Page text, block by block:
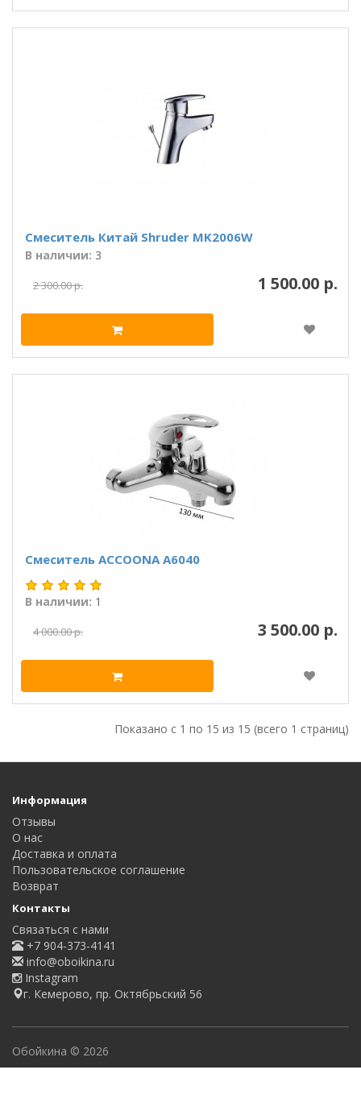
Смеситель Китай Shruder MK2006W
В наличии: 3
1 500.00 р.
2 300.00 р.
Смеситель ACCOONA A6040
В наличии: 1
3 500.00 р.
4 000.00 р.
Показано с 1 по 15 из 15 (всего 1 страниц)
Информация
Отзывы
О нас
Доставка и оплата
Пользовательское соглашение
Возврат
Контакты
Связаться с нами
+7 904-373-4141
info@oboikina.ru
Instagram
г. Кемерово, пр. Октябрьский 56
Обойкина © 2026